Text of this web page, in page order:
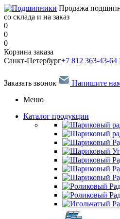
Продажа
со склада и на заказ
0
0
0
Корзина заказа
Санкт-Петербург+7 812 363-43-64
Заказать звонок
Напишите
Меню
Каталог продукции